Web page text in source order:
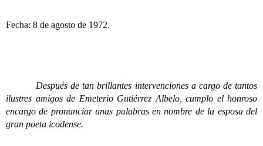
Fecha: 8 de agosto de 1972.
Después de tan brillantes intervenciones a cargo de tantos
ilustres amigos de Emeterio Gutiérrez Albelo, cumplo el honroso
encargo de pronunciar unas palabras en nombre de la esposa del
gran poeta icodense.